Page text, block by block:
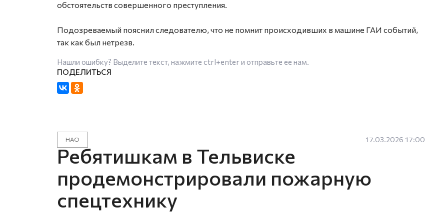
обстоятельств совершенного преступления.
Подозреваемый пояснил следователю, что не помнит происходивших в машине ГАИ событий,
так как был нетрезв.
Нашли ошибку? Выделите текст, нажмите ctrl+enterи отправьте ее нам.
НАО 17.03.2026 17:00
Ребятишкам в Тельвиске
продемонстрировали пожарную
спецтехнику